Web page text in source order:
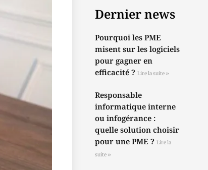
Dernier news
Pourquoi les PME
misent sur les logiciels
pour gagner en
efficacité ?Lire la suite »
Responsable
informatique interne
ou infogérance :
quelle solution choisir
pour une PME ?Lire la
suite »